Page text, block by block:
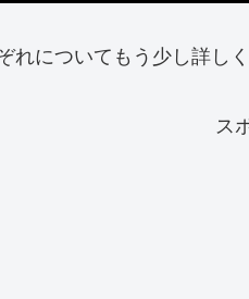
れについてもう少し詳し
ス